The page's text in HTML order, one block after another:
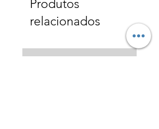
Produtos
relacionados